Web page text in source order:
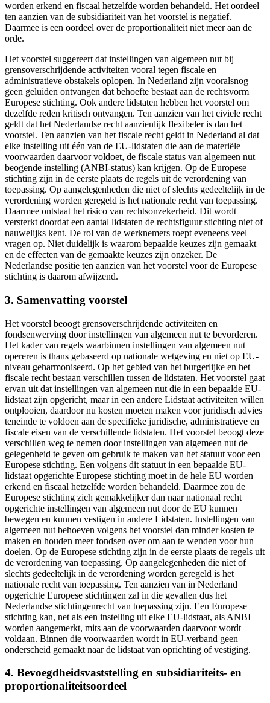
worden erkend en fiscaal hetzelfde worden behandeld. Het oordeel
ten aanzien van de subsidiariteit van het voorstel is negatief.
Daarmee is een oordeel over de proportionaliteit niet meer aan de
orde.
Het voorstel suggereert dat instellingen van algemeen nut bij
grensoverschrijdende activiteiten vooral tegen fiscale en
administratieve obstakels oplopen. In Nederland zijn vooralsnog
geen geluiden ontvangen dat behoefte bestaat aan de rechtsvorm
Europese stichting. Ook andere lidstaten hebben het voorstel om
dezelfde reden kritisch ontvangen. Ten aanzien van het civiele recht
geldt dat het Nederlandse recht aanzienlijk flexibeler is dan het
voorstel. Ten aanzien van het fiscale recht geldt in Nederland al dat
elke instelling uit één van de EU-lidstaten die aan de materiële
voorwaarden daarvoor voldoet, de fiscale status van algemeen nut
beogende instelling (ANBI-status) kan krijgen. Op de Europese
stichting zijn in de eerste plaats de regels uit de verordening van
toepassing. Op aangelegenheden die niet of slechts gedeeltelijk in de
verordening worden geregeld is het nationale recht van toepassing.
Daarmee ontstaat het risico van rechtsonzekerheid. Dit wordt
versterkt doordat een aantal lidstaten de rechtsfiguur stichting niet of
nauwelijks kent. De rol van de werknemers roept eveneens veel
vragen op. Niet duidelijk is waarom bepaalde keuzes zijn gemaakt
en de effecten van de gemaakte keuzes zijn onzeker. De
Nederlandse positie ten aanzien van het voorstel voor de Europese
stichting is daarom afwijzend.
3. Samenvatting voorstel
Het voorstel beoogt grensoverschrijdende activiteiten en
fondsenwerving door instellingen van algemeen nut te bevorderen.
Het kader van regels waarbinnen instellingen van algemeen nut
opereren is thans gebaseerd op nationale wetgeving en niet op EU-
niveau geharmoniseerd. Op het gebied van het burgerlijke en het
fiscale recht bestaan verschillen tussen de lidstaten. Het voorstel gaat
ervan uit dat instellingen van algemeen nut die in een bepaalde EU-
lidstaat zijn opgericht, maar in een andere Lidstaat activiteiten willen
ontplooien, daardoor nu kosten moeten maken voor juridisch advies
teneinde te voldoen aan de specifieke juridische, administratieve en
fiscale eisen van de verschillende lidstaten. Het voorstel beoogt deze
verschillen weg te nemen door instellingen van algemeen nut de
gelegenheid te geven om gebruik te maken van het statuut voor een
Europese stichting. Een volgens dit statuut in een bepaalde EU-
lidstaat opgerichte Europese stichting moet in de hele EU worden
erkend en fiscaal hetzelfde worden behandeld. Daarmee zou de
Europese stichting zich gemakkelijker dan naar nationaal recht
opgerichte instellingen van algemeen nut door de EU kunnen
bewegen en kunnen vestigen in andere Lidstaten. Instellingen van
algemeen nut behoeven volgens het voorstel dan minder kosten te
maken en houden meer fondsen over om aan te wenden voor hun
doelen. Op de Europese stichting zijn in de eerste plaats de regels uit
de verordening van toepassing. Op aangelegenheden die niet of
slechts gedeeltelijk in de verordening worden geregeld is het
nationale recht van toepassing. Ten aanzien van in Nederland
opgerichte Europese stichtingen zal in die gevallen dus het
Nederlandse stichtingenrecht van toepassing zijn. Een Europese
stichting kan, net als een instelling uit elke EU-lidstaat, als ANBI
worden aangemerkt, mits aan de voorwaarden daarvoor wordt
voldaan. Binnen die voorwaarden wordt in EU-verband geen
onderscheid gemaakt naar de lidstaat van oprichting of vestiging.
4. Bevoegdheidsvaststelling en subsidiariteits- en
proportionaliteitsoordeel